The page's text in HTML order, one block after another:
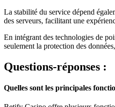
La stabilité du service dépend
des serveurs, facilitant une
En intégrant des technologies de
seulement la protection des
Questions-réponses :
Quelles sont les principales